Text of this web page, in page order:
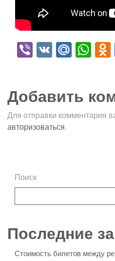
Viber
VK
Добавить
Для отправки комментария
авторизоваться.
Поиск
Последние
Стоимость билетов между